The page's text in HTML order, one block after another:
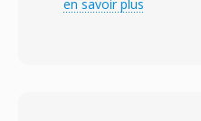
en savoir plus